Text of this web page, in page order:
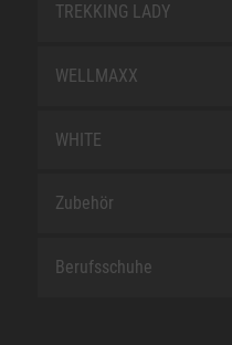
TREKKING LADY
WELLMAXX
WHITE
Zubehör
Berufsschuhe